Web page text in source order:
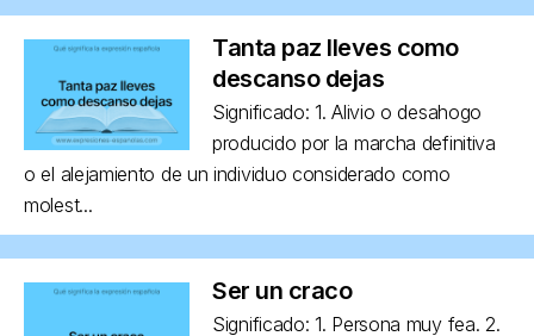
Tanta paz lleves como
descanso dejas
Significado: 1. Alivio o desahogo
producido por la marcha definitiva
o el alejamiento de un individuo considerado como
molest...
Ser un craco
Significado: 1. Persona muy fea. 2.